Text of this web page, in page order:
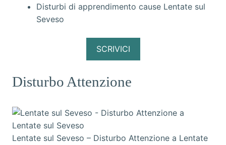
Disturbi di apprendimento cause Lentate sul
Seveso
SCRIVICI
Disturbo Attenzione
Lentate sul Seveso – Disturbo Attenzione a Lentate